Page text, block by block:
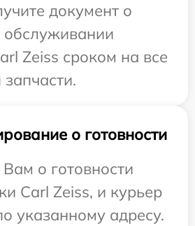
документ о
обслуживании
Zeiss сроком на все
о готовности
о готовности
Carl Zeiss, и курьер
указанному адресу.